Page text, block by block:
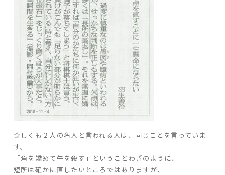
- 高耐久性能
- 保証
家づくりの流れ
よくあるご質問
企業情報
採用情報
暮らしの器
奇しくも２人の名人と言われる人は、同じことを言っていま
す。
「角を矯めて牛を殺す」ということわざのように、
短所は確かに直したいところではありますが、